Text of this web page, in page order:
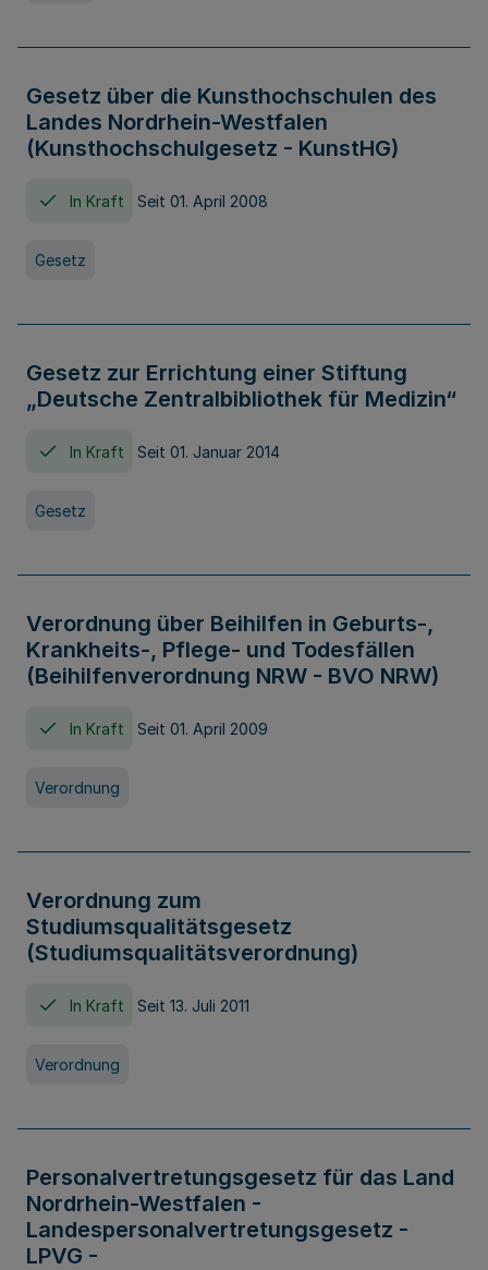
Gesetz über die Kunsthochschulen des
Landes Nordrhein-Westfalen
(Kunsthochschulgesetz - KunstHG)
In Kraft Seit 01. April 2008
Gesetz
Gesetz zur Errichtung einer Stiftung
„Deutsche Zentralbibliothek für Medizin“
In Kraft Seit 01. Januar 2014
Gesetz
Verordnung über Beihilfen in Geburts-,
Krankheits-, Pflege- und Todesfällen
(Beihilfenverordnung NRW - BVO NRW)
In Kraft Seit 01. April 2009
Verordnung
Verordnung zum
Studiumsqualitätsgesetz
(Studiumsqualitätsverordnung)
In Kraft Seit 13. Juli 2011
Verordnung
Personalvertretungsgesetz für das Land
Nordrhein-Westfalen -
Landespersonalvertretungsgesetz -
LPVG -